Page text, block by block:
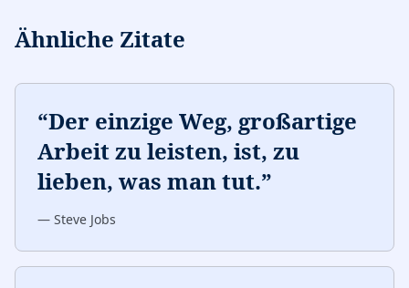
Ähnliche Zitate
“Der einzige Weg, großartige
Arbeit zu leisten, ist, zu
lieben, was man tut.”
— Steve Jobs